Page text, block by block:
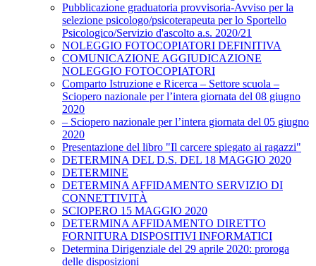
Pubblicazione graduatoria provvisoria-Avviso per la
selezione psicologo/psicoterapeuta per lo Sportello
Psicologico/Servizio d'ascolto a.s. 2020/21
NOLEGGIO FOTOCOPIATORI DEFINITIVA
COMUNICAZIONE AGGIUDICAZIONE
NOLEGGIO FOTOCOPIATORI
Comparto Istruzione e Ricerca – Settore scuola –
Sciopero nazionale per l’intera giornata del 08 giugno
2020
– Sciopero nazionale per l’intera giornata del 05 giugno
2020
Presentazione del libro "Il carcere spiegato ai ragazzi"
DETERMINA DEL D.S. DEL 18 MAGGIO 2020
DETERMINE
DETERMINA AFFIDAMENTO SERVIZIO DI
CONNETTIVITÀ
SCIOPERO 15 MAGGIO 2020
DETERMINA AFFIDAMENTO DIRETTO
FORNITURA DISPOSITIVI INFORMATICI
Determina Dirigenziale del 29 aprile 2020: proroga
delle disposizioni